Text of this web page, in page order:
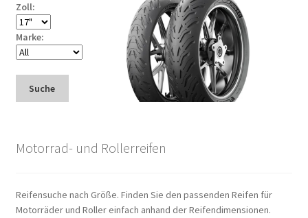
Zoll:
Marke:
Suche
Motorrad- und Rollerreifen
Reifensuche nach Größe. Finden Sie den passenden Reifen für
Motorräder und Roller einfach anhand der Reifendimensionen.